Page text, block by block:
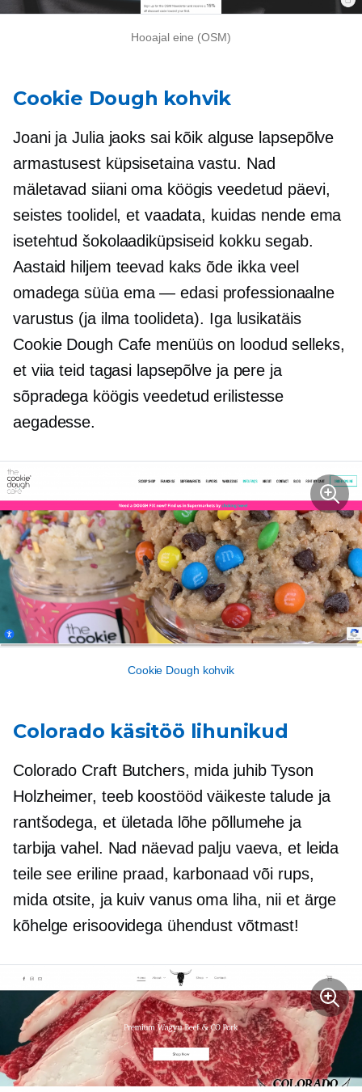
Hooajaleine (OSM)
Cookie Dough kohvik
Joani ja Julia jaoks sai kõik alguse lapsepõlve
armastusest küpsisetaina vastu. Nad
mäletavad siiani oma köögis veedetud päevi,
seistes toolidel, et vaadata, kuidas nende ema
isetehtud šokolaadiküpsiseid kokku segab.
Aastaid hiljem teevad kaks õde ikka veel
omadega süüa ema — edasiprofessionaalne
varustus (ja ilma toolideta). Iga lusikatäis
Cookie Dough Cafe menüüs on loodud selleks,
et viia teid tagasi lapsepõlve ja pere ja
sõpradega köögis veedetud erilistesse
aegadesse.
Cookie Dough kohvik
Colorado käsitöö lihunikud
Colorado Craft Butchers, mida juhib Tyson
Holzheimer, teeb koostööd väikeste talude ja
rantšodega, et ületada lõhe põllumehe ja
tarbija vahel. Nad näevad palju vaeva, et leida
teile see eriline praad, karbonaad või rups,
mida otsite, ja kuiv vanusoma liha, nii et ärge
kõhelge erisoovidega ühendust võtmast!